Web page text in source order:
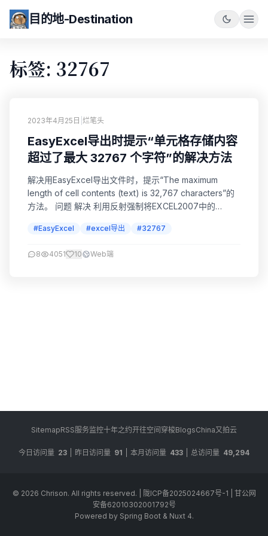
目的地-Destination
标签: 32767
2023年4月25日 烂笔头
EasyExcel导出时提示“单元格存储内容
超过了最大 32767 个字符”的解决方法
解决用EasyExcel导出文件时，提示“The maximum
length of cell contents (text) is 32,767 characters”的
方法。 问题 解决 利用反射强制将EXCEL2007中的
#EasyExcel #excel导出 #32767
8 4051 10 Web端
SitemapRSS服务监控十年之约开往空间穿梭BlogsChina又拍云
今日访问量 23 昨日访问量 91 本月访问量 433 总访问量 49,294
© 2026 Chrison. All rights reserved. 陇ICP备2025024667号-1
甘公网
安备62010302001792号
Powered by Spring Boot & Nuxt 4.